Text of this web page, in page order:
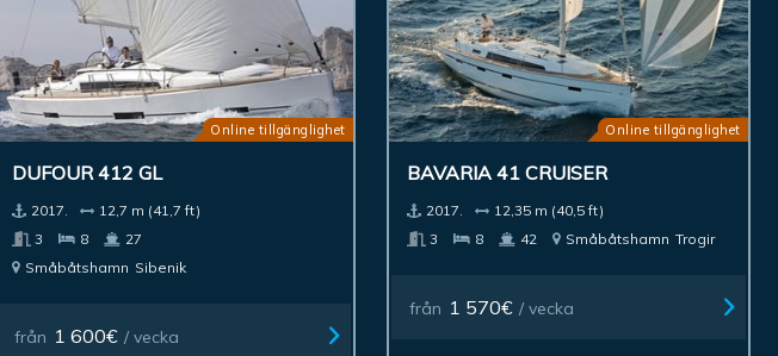
Online tillgänglighet
DUFOUR 412 GL
2017.
12,7 m (41,7 ft)
3
8
27
Småbåtshamn Sibenik
från 1 600€ / vecka
Online tillgänglighet
BAVARIA 41 CRUISER
2017.
12,35 m (40,5 ft)
3
8 42 Småbåtshamn Trogir
från 1 570€ / vecka